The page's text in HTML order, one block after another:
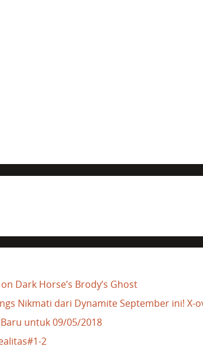
Dark Horse’s Brody’s Ghost
Nikmati dari Dynamite September ini!
untuk 09/05/2018
2